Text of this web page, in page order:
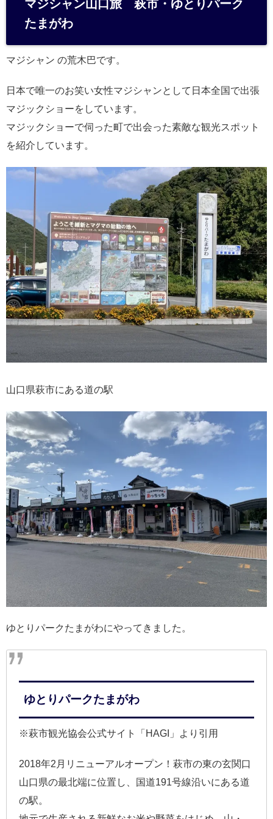
n
マジシャン山口旅 萩市・ゆとりパーク
たまがわ
マジシャン の荒木巴です。
日本で唯一のお笑い女性マジシャンとして日本全国で出張
マジックショーをしています。
マジックショーで伺った町で出会った素敵な観光スポット
を紹介しています。
山口県萩市にある道の駅
ゆとりパークたまがわにやってきました。
ゆとりパークたまがわ
※萩市観光協会公式サイト「HAGI」より引用
2018年2月リニューアルオープン！萩市の東の玄関口
山口県の最北端に位置し、国道191号線沿いにある道
の駅。